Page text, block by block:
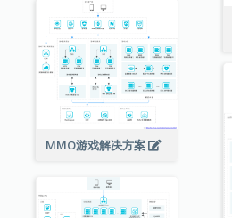
MMO游戏解决方案